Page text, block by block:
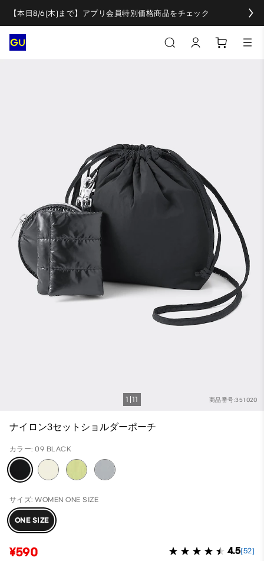
【本日8/6(木)まで】アプリ会員特別価格商品をチェック
商品番号:351020
1 11
ナイロン3セットショルダーポーチ
カラー: 09 BLACK
サイズ: WOMEN ONE SIZE
ONE SIZE
¥590 4.5(52)